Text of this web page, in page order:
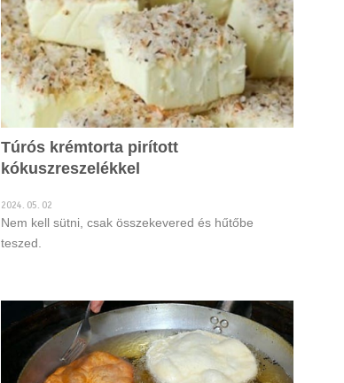
Túrós krémtorta pirított
kókuszreszelékkel
2024. 05. 02
Nem kell sütni, csak összekevered és hűtőbe
teszed.